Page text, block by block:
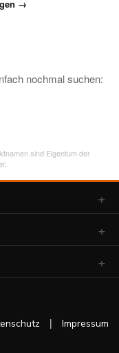
→
nochmal suchen:
sind Eigentum der
| Impressum